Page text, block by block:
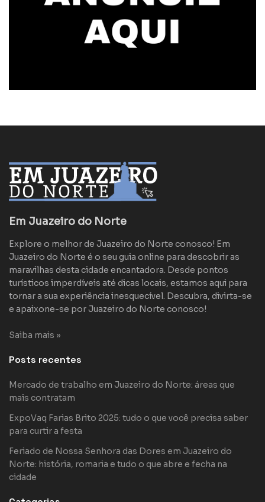
Em Juazeiro do Norte
Explore o melhor de Juazeiro do Norte conosco! Em
Juazeiro do Norte é o seu guia online para descobrir as
maravilhas desta cidade encantadora. Desde pontos
turísticos imperdíveis até dicas locais, estamos aqui para
tornar a sua experiência inesquecível. Descubra, divirta-se
e apaixone-se por Juazeiro do Norte conosco!
Saiba mais »
Posts recentes
Mercado de trabalho em Juazeiro do Norte: áreas que
mais contratam
ExpoVaq Farias Brito 2025: tudo o que você precisa saber
para curtir a festa
Feriado de Nossa Senhora das Dores em Juazeiro do
Norte: história, romaria e tudo o que abre e fecha na
cidade